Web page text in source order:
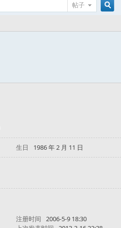
帖子
生日 1986 年 2 月 11 日
注册时间 2006-5-9 18:30